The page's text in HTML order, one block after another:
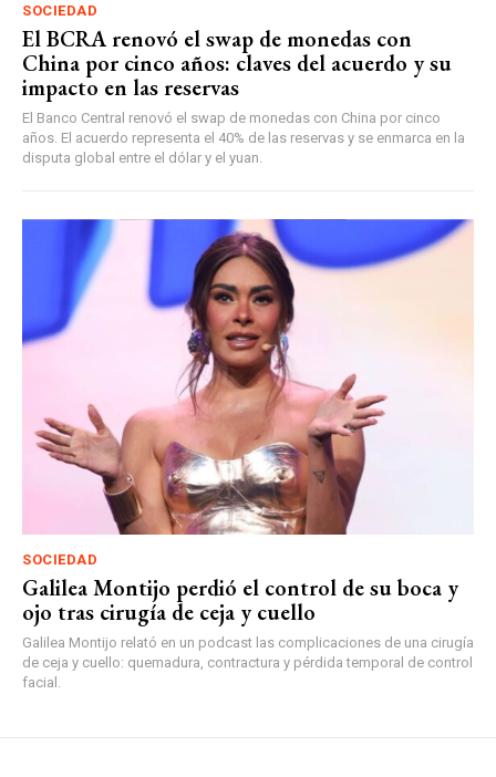
SOCIEDAD
El BCRA renovó el swap de monedas con
China por cinco años: claves del acuerdo y su
impacto en las reservas
El Banco Central renovó el swap de monedas con China por cinco
años. El acuerdo representa el 40% de las reservas y se enmarca en la
disputa global entre el dólar y el yuan.
SOCIEDAD
Galilea Montijo perdió el control de su boca y
ojo tras cirugía de ceja y cuello
Galilea Montijo relató en un podcast las complicaciones de una cirugía
de ceja y cuello: quemadura, contractura y pérdida temporal de control
facial.